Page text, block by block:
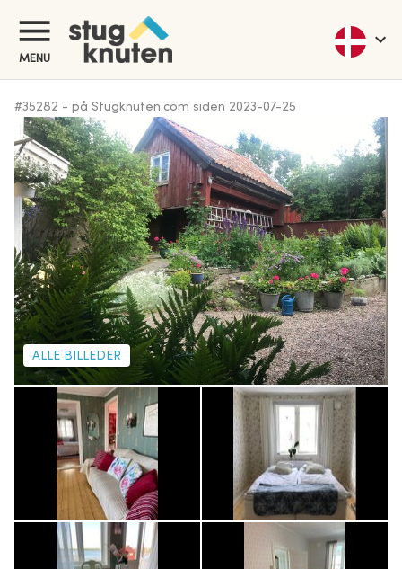
MENU
#35282 - på Stugknuten.com siden 2023-07-25
ALLE BILLEDER